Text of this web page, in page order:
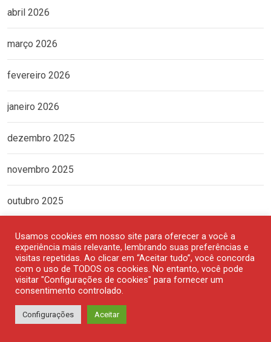
abril 2026
março 2026
fevereiro 2026
janeiro 2026
dezembro 2025
novembro 2025
outubro 2025
setembro 2025
agosto 2025
julho 2025
junho 2025
Usamos cookies em nosso site para oferecer a você a
experiência mais relevante, lembrando suas preferências e
visitas repetidas. Ao clicar em “Aceitar tudo”, você concorda
com o uso de TODOS os cookies. No entanto, você pode
visitar "Configurações de cookies" para fornecer um
consentimento controlado.
Configurações Aceitar